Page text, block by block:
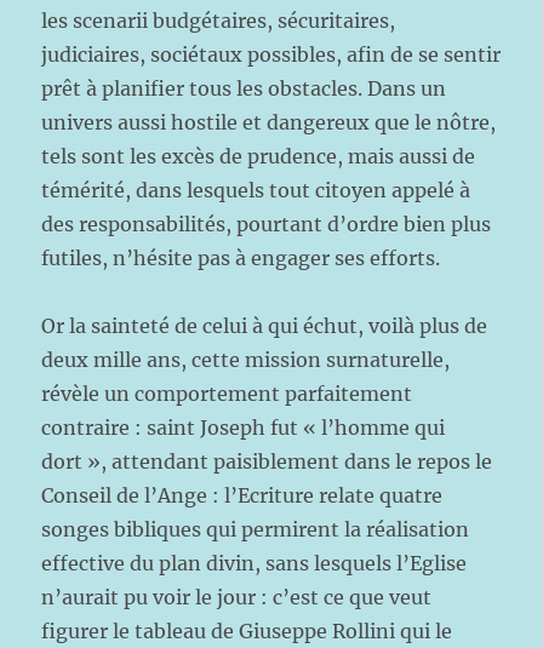
les scenarii budgétaires, sécuritaires,
judiciaires, sociétaux possibles, afin de se sentir
prêt à planifier tous les obstacles. Dans un
univers aussi hostile et dangereux que le nôtre,
tels sont les excès de prudence, mais aussi de
témérité, dans lesquels tout citoyen appelé à
des responsabilités, pourtant d’ordre bien plus
futiles, n’hésite pas à engager ses efforts.
Or la sainteté de celui à qui échut, voilà plus de
deux mille ans, cette mission surnaturelle,
révèle un comportement parfaitement
contraire : saint Joseph fut « l’homme qui
dort », attendant paisiblement dans le repos le
Conseil de l’Ange : l’Ecriture relate quatre
songes bibliques qui permirent la réalisation
effective du plan divin, sans lesquels l’Eglise
n’aurait pu voir le jour : c’est ce que veut
figurer le tableau de Giuseppe Rollini qui le